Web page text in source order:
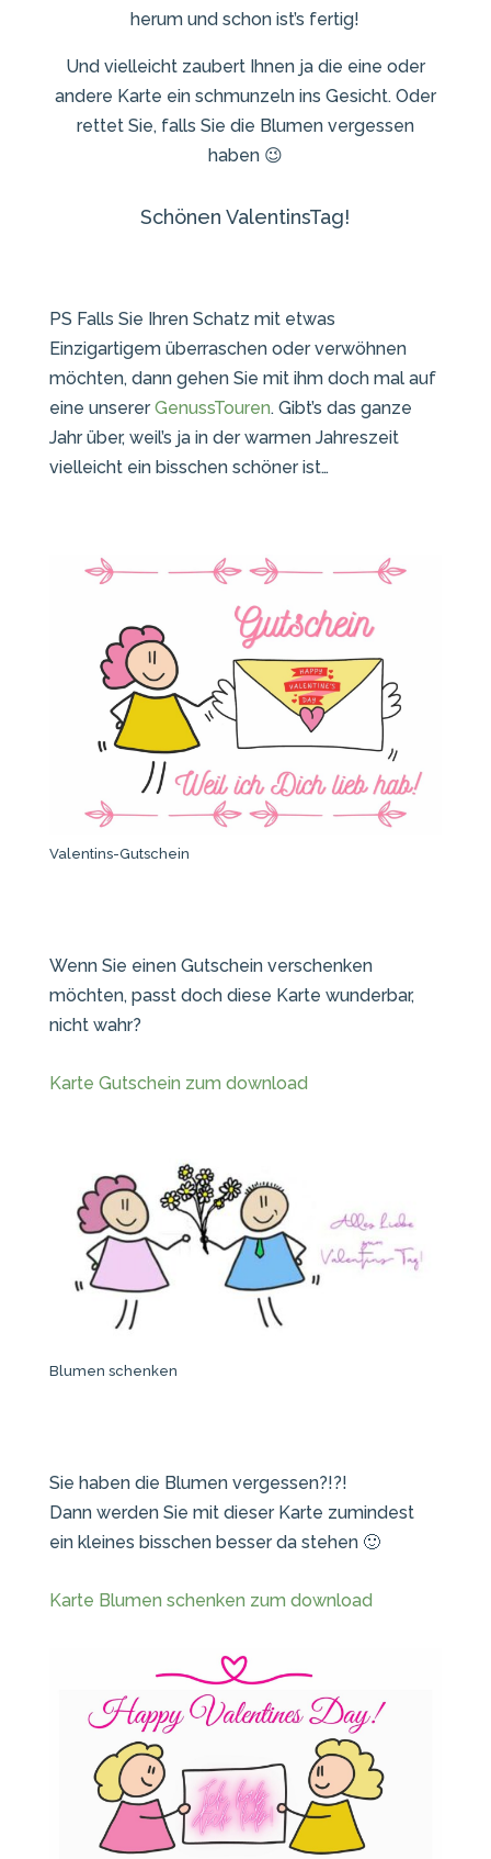
herum und schon ist’s fertig!
Und vielleicht zaubert Ihnen ja die eine oder
andere Karte ein schmunzeln ins Gesicht. Oder
rettet Sie, falls Sie die Blumen vergessen
haben 😉
Schönen ValentinsTag!
PS Falls Sie Ihren Schatz mit etwas
Einzigartigem überraschen oder verwöhnen
möchten, dann gehen Sie mit ihm doch mal auf
eine unsererGenussTouren. Gibt’s das ganze
Jahr über, weil’s ja in der warmen Jahreszeit
vielleicht ein bisschen schöner ist…
Valentins-Gutschein
Wenn Sie einen Gutschein verschenken
möchten, passt doch diese Karte wunderbar,
nicht wahr?
Karte Gutschein zum download
Blumen schenken
Sie haben die Blumen vergessen?!?!
Dann werden Sie mit dieser Karte zumindest
ein kleines bisschen besser da stehen 🙂
Karte Blumen schenken zum download